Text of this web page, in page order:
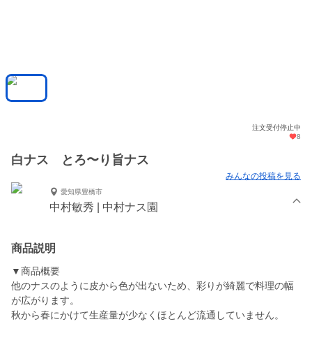
注文受付停止中
8
白ナス とろ〜り旨ナス
みんなの投稿を見る
愛知県豊橋市
中村敏秀 | 中村ナス園
商品説明
▼商品概要
他のナスのように皮から色が出ないため、彩りが綺麗で料理の幅
が広がります。
秋から春にかけて生産量が少なくほとんど流通していません。